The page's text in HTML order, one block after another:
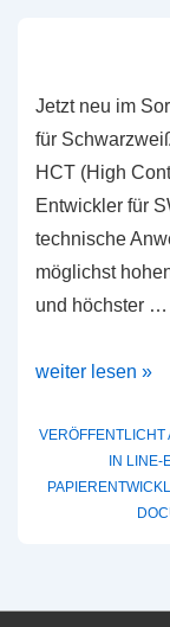
Jetzt neu im
für
HCT (High
Entwickler für
technische
möglichst
und höchster …
SPUR
weiter lesen »
VERÖFFENTLICHT
IN LINE-